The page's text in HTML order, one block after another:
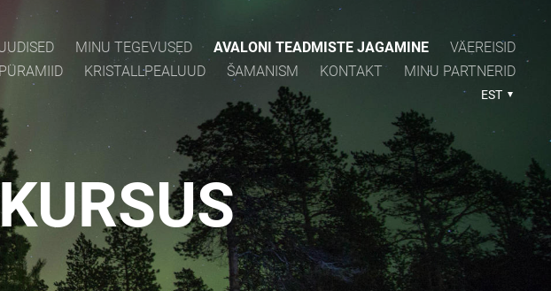
MINU TEGEVUSED AVALONI TEADMISTE JAGAMINE
VÄEREISID
PÜRAMIID KRISTALLPEALUUD ŠAMANISM KONTAKT MINU PARTNERID
EST